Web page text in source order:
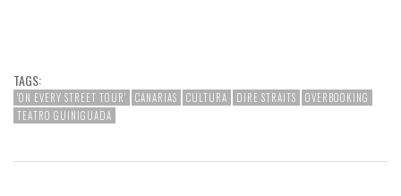
TAGS:
'ON EVERY STREET TOUR' CANARIAS CULTURA DIRE STRAITS
OVERBOOKING
TEATRO GUINIGUADA